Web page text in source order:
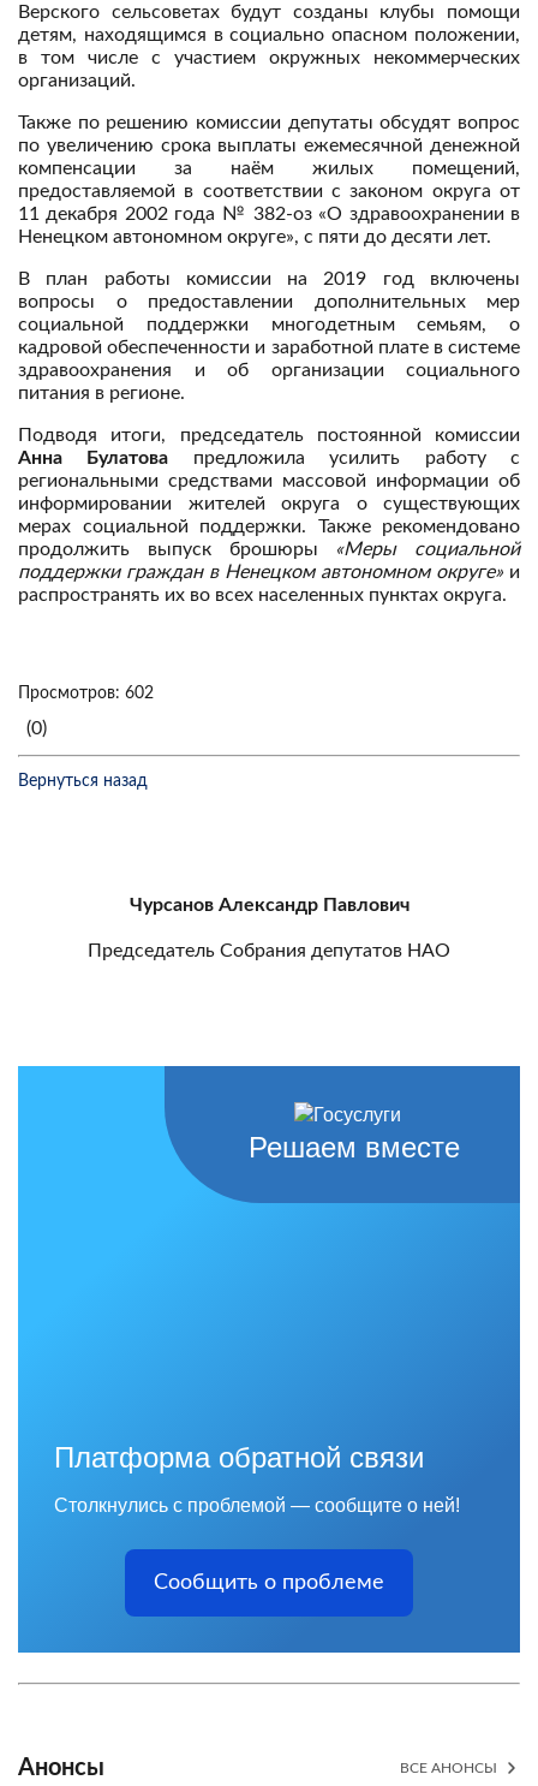
Верского сельсоветах будут созданы клубы помощи
детям, находящимся в социально опасном положении,
в том числе с участием окружных некоммерческих
организаций.
Также по решению комиссии депутаты обсудят вопрос
по увеличению срока выплаты ежемесячной денежной
компенсации за наём жилых помещений,
предоставляемой в соответствии с законом округа от
11 декабря 2002 года № 382-оз «О здравоохранении в
Ненецком автономном округе», с пяти до десяти лет.
В план работы комиссии на 2019 год включены
вопросы о предоставлении дополнительных мер
социальной поддержки многодетным семьям, о
кадровой обеспеченности и заработной плате в системе
здравоохранения и об организации социального
питания в регионе.
Подводя итоги, председатель постоянной комиссии
Анна Булатова предложила усилить работу с
региональными средствами массовой информации об
информировании жителей округа о существующих
мерах социальной поддержки. Также рекомендовано
продолжить выпуск брошюры
«Меры социальной
поддержки граждан в Ненецком автономном округе» и
распространять их во всех населенных пунктах округа.
Просмотров: 602
(0)
Вернуться назад
Чурсанов Александр Павлович
Председатель Собрания депутатов НАО
Решаем вместе
Платформа обратной связи
Столкнулись с проблемой — сообщите о ней!
Сообщить о проблеме
Анонсы ВСЕ АНОНСЫ